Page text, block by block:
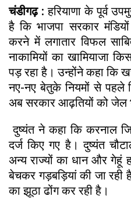
चंडीगढ़ :हरियाणा के पूर्व
है कि भाजपा सरकार
करने में लगातार विफल
नाकामियों का खामियाजा
पड़ रहा है। उन्होंने कहा कि
नए-नए बेतुके नियमों से पहले
अब सरकार आढ़तियों को जेल
दुष्यंत ने कहा कि करनाल
दर्ज किए गए है। दुष्यंत
अन्य राज्यों का धान और गेहूं
बेचकर गड़बड़ियां की जा रही
का झूठा ढोंग कर रही है।